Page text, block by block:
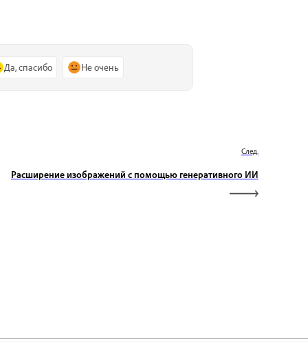
Да, спасибо Не очень
След.
Расширение изображений с помощью генеративного ИИ